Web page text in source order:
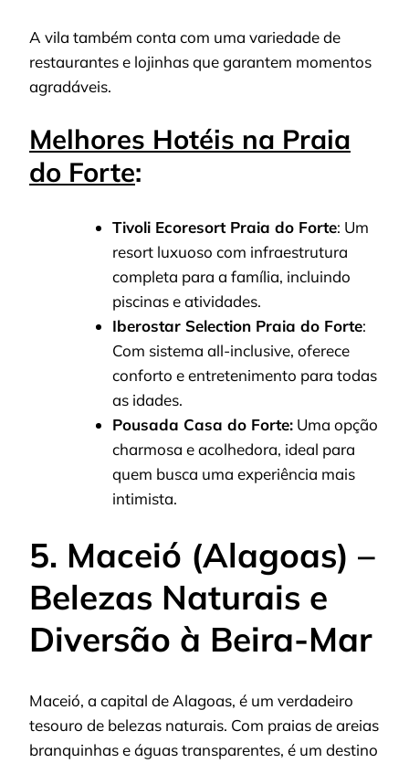
A vila também conta com uma variedade de
restaurantes e lojinhas que garantem momentos
agradáveis.
Melhores Hotéis na Praia
do Forte:
Tivoli Ecoresort Praia do Forte: Um
resort luxuoso com infraestrutura
completa para a família, incluindo
piscinas e atividades.
Iberostar Selection Praia do Forte:
Com sistema all-inclusive, oferece
conforto e entretenimento para todas
as idades.
Pousada Casa do Forte: Uma opção
charmosa e acolhedora, ideal para
quem busca uma experiência mais
intimista.
5. Maceió (Alagoas) –
Belezas Naturais e
Diversão à Beira-Mar
Maceió, a capital de Alagoas, é um verdadeiro
tesouro de belezas naturais. Com praias de areias
branquinhas e águas transparentes, é um destino